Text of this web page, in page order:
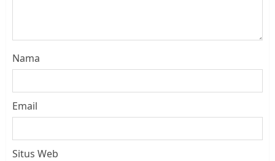
Nama
Email
Situs Web